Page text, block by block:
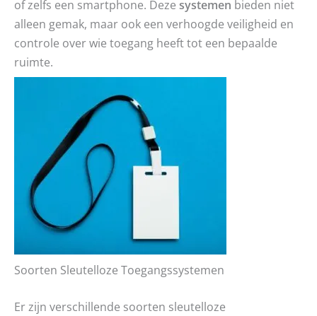
of zelfs een smartphone. Deze systemen bieden niet
alleen gemak, maar ook een verhoogde veiligheid en
controle over wie toegang heeft tot een bepaalde
ruimte.
Soorten Sleutelloze Toegangssystemen
Er zijn verschillende soorten sleutelloze